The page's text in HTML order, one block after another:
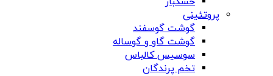
پروتئینی
گوشت گوسفند
گوشت گاو و گوساله
سوسیس کالباس
تخم پرندگان